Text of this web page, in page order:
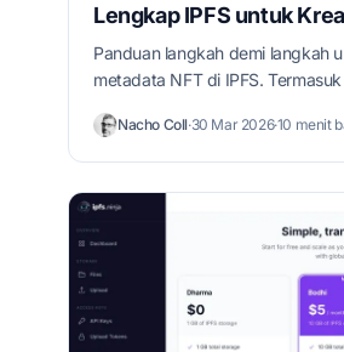
Lengkap IPFS untuk
Panduan langkah demi langkah
metadata NFT di IPFS.
Nacho Coll·30 Mar 2026·10 menit